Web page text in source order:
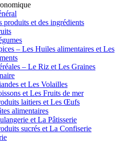
produits et des ingrédients
– Les Huiles alimentaires et Les
– Le Riz et Les Graines
et Les Volailles
et Les Fruits de mer
laitiers et Les Œufs
alimentaires
et La Pâtisserie
sucrés et La Confiserie